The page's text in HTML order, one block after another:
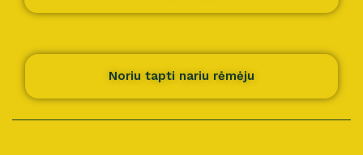
Noriu tapti nariu rėmėju